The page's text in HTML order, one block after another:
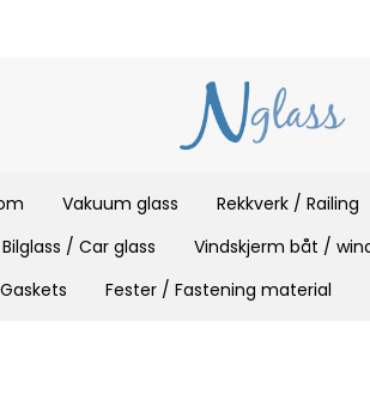
Vakuum glass Rekkverk / Railing
Bilglass / Car glass Vindskjerm båt /
Fester / Fastening material